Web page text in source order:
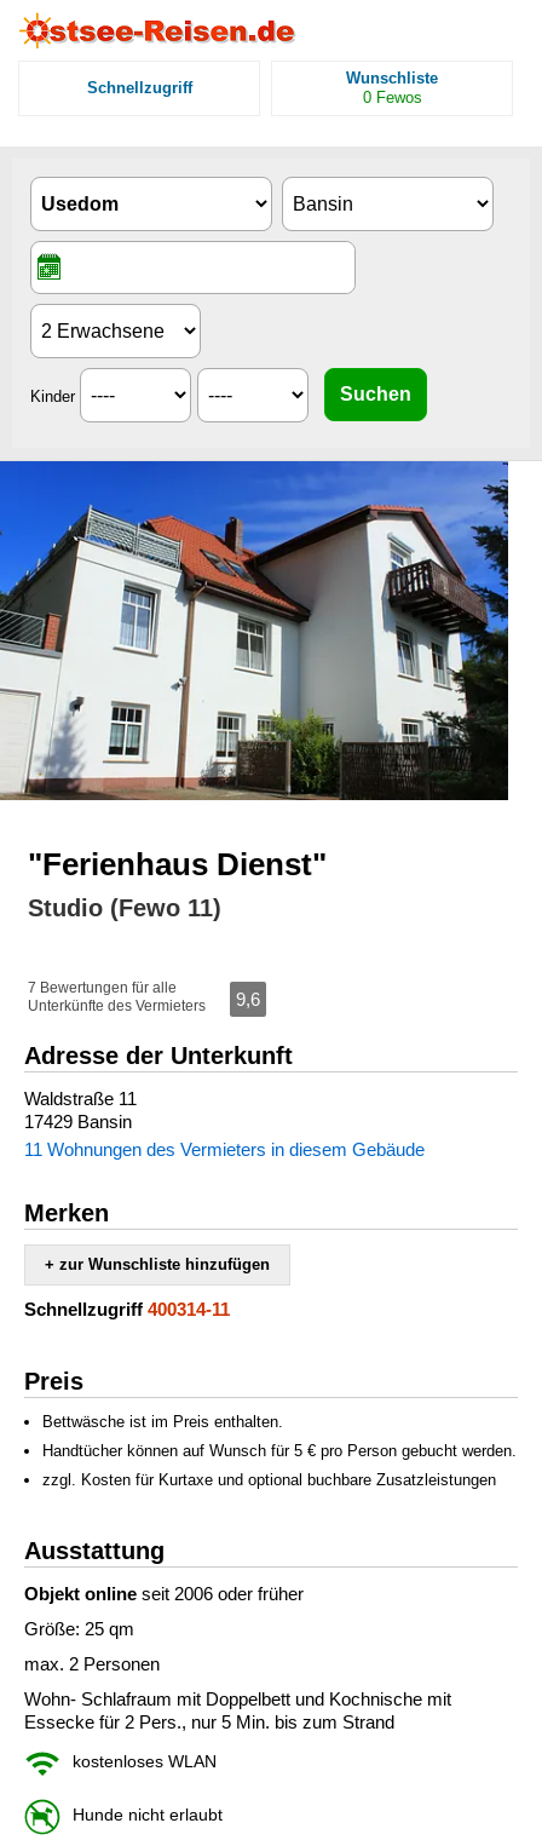
Schnellzugriff
Wunschliste
0 Fewos
Kinder
"Ferienhaus Dienst"
Studio (Fewo 11)
7 Bewertungen für alle
Unterkünfte des Vermieters
9,6
Adresse der Unterkunft
Waldstraße 11
17429 Bansin
11 Wohnungen des Vermieters in diesem Gebäude
Merken
+ zur Wunschliste hinzufügen
Schnellzugriff 400314-11
Preis
Bettwäsche ist im Preis enthalten.
Handtücher können auf Wunsch für 5 € pro Person gebucht werden.
zzgl. Kosten für Kurtaxe und optional buchbare Zusatzleistungen
Ausstattung
Objekt online seit 2006 oder früher
Größe: 25 qm
max. 2 Personen
Wohn- Schlafraum mit Doppelbett und Kochnische mit
Essecke für 2 Pers., nur 5 Min. bis zum Strand
kostenloses WLAN
Hunde nicht erlaubt